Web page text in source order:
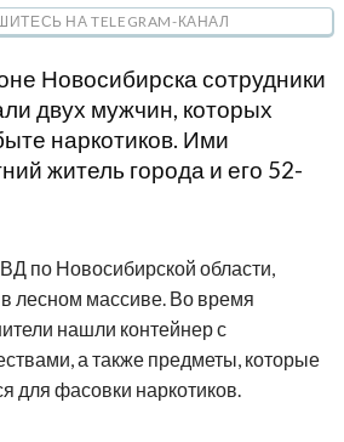
НА TELEGRAM-КАНАЛ
Новосибирска сотрудники
двух мужчин, которых
наркотиков. Ими
житель города и его 52-
по Новосибирской области,
лесном массиве. Во время
нашли контейнер с
а также предметы, которые
для фасовки наркотиков.